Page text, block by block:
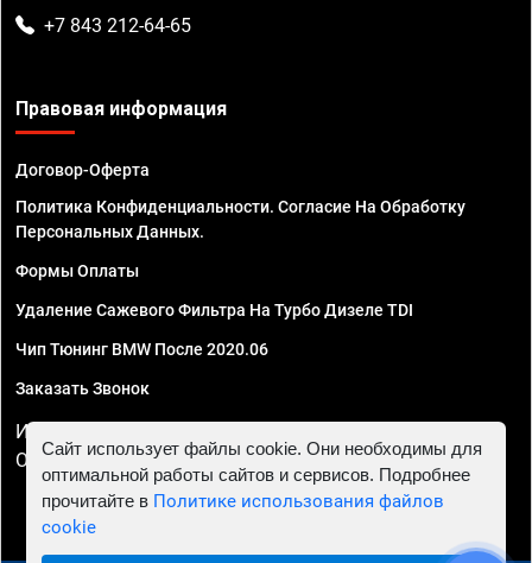
+7 843 212-64-65
Правовая информация
Договор-Оферта
Политика Конфиденциальности. Согласие На Обработку
Персональных Данных.
Формы Оплаты
Удаление Сажевого Фильтра На Турбо Дизеле TDI
Чип Тюнинг BMW После 2020.06
Заказать Звонок
ИП Смирнов Георгий Павлович. ИНН 781302555843,
ОГРНИП 324470400032610
Сайт использует файлы cookie. Они необходимы для
оптимальной работы сайтов и сервисов. Подробнее
прочитайте в Политике использования файлов
cookie